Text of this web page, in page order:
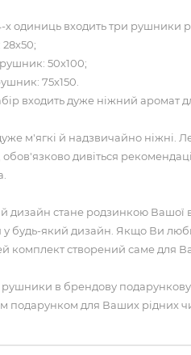
х одиниць входить три рушники
28х50;
50х100;
75х150.
входить дуже ніжний аромат
м'ягкі й надзвичайно ніжні.
обов'язково дивіться
дизайн стане родзинкою Вашої
у будь-який дизайн. Якщо Ви
комплект створений саме для
рушники в брендову
подарунком для Ваших рідних